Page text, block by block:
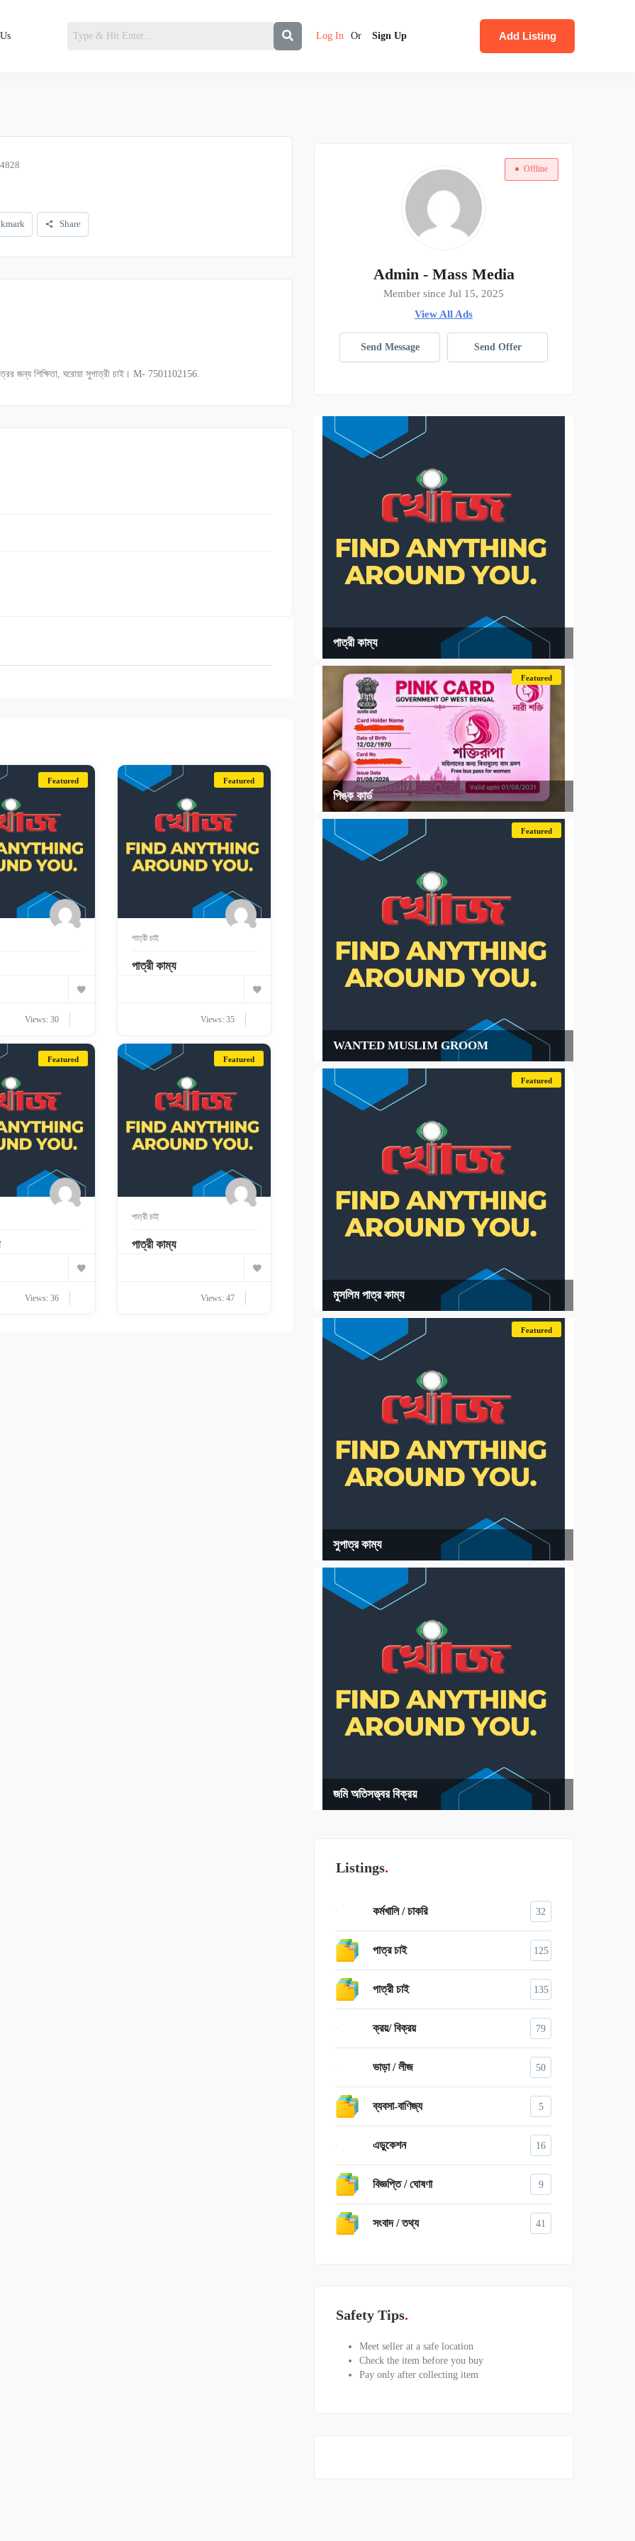
Log In Or Sign Up Add Listing
Share
জন্য শিক্ষিতা, ঘরোয়া সুপাত্রী চাই। M- 7501102156.
Featured
Views: 30
Featured
পাত্রী চাই
পাত্রী কাম্য
Views: 35
Featured
Views: 36
Featured
পাত্রী চাই
পাত্রী কাম্য
Views: 47
Offline
Admin - Mass Media
Member since Jul 15, 2025
View All Ads
Send Message Send Offer
পাত্রী কাম্য
Featured
পিঙ্ক কার্ড
Featured
WANTED MUSLIM GROOM
Featured
মুসলিম পাত্র কাম্য
Featured
সুপাত্র কাম্য
জমি অতিসত্ত্বর বিক্রয়
Listings
কর্মখালি / চাকরি 32
পাত্র চাই 125
পাত্রী চাই 135
ক্রয়/ বিক্রয় 79
ভাড়া / লীজ 50
ব্যবসা-বাণিজ্য 5
এডুকেশন 16
বিজ্ঞপ্তি / ঘোষণা 9
সংবাদ / তথ্য 41
Safety Tips
Meet seller at a safe location
Check the item before you buy
Pay only after collecting item